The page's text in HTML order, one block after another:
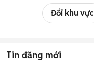
Đổi khu vực
Tin đăng mới